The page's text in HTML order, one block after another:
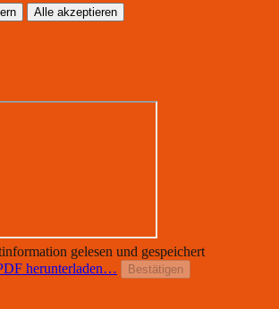
Alle akzeptieren
gelesen und gespeichert
herunterladen…
Bestätigen